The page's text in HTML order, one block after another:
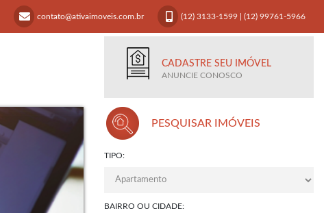
contato@ativaimoveis.com.br (12) 3133-1599 (12) 99761-5966
CADASTRE SEU IMÓVEL
ANUNCIE CONOSCO
PESQUISAR IMÓVEIS
TIPO:
BAIRRO OU CIDADE: